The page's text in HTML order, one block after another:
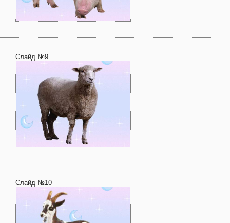
Слайд №9
Слайд №10